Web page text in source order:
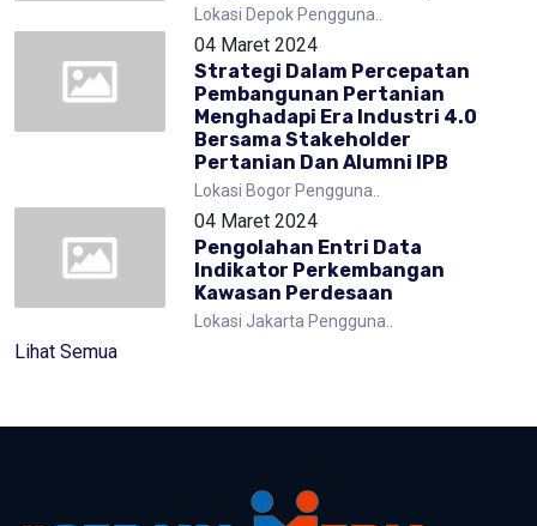
Lokasi Depok Pengguna..
04 Maret 2024
Strategi Dalam Percepatan
Pembangunan Pertanian
Menghadapi Era Industri 4.0
Bersama Stakeholder
Pertanian Dan Alumni IPB
Lokasi Bogor Pengguna..
04 Maret 2024
Pengolahan Entri Data
Indikator Perkembangan
Kawasan Perdesaan
Lokasi Jakarta Pengguna..
Lihat Semua